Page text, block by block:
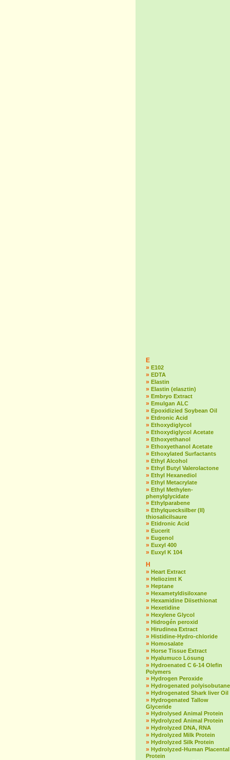
E
» E102
» EDTA
» Elastin
» Elastin (elasztin)
» Embryo Extract
» Emulgan ALC
» Epoxidizied Soybean Oil
» Etdronic Acid
» Ethoxydiglycol
» Ethoxydiglycol Acetate
» Ethoxyethanol
» Ethoxyethanol Acetate
» Ethoxylated Surfactants
» Ethyl Alcohol
» Ethyl Butyl Valerolactone
» Ethyl Hexanediol
» Ethyl Metacrylate
» Ethyl Methylen-
phenylglycidate
» Ethylparabene
» Ethylquecksilber (II)
thiosalicilsaure
» Etidronic Acid
» Eucerit
» Eugenol
» Euxyl 400
» Euxyl K 104
H
» Heart Extract
» Heliozimt K
» Heptane
» Hexametyldisiloxane
» Hexamidine Diisethionat
» Hexetidine
» Hexylene Glycol
» Hidrogén peroxid
» Hirudinea Extract
» Histidine-Hydro-chloride
» Homosalate
» Horse Tissue Extract
» Hyalumuco Lösung
» Hydroenated C 6-14 Olefin
Polymers
» Hydrogen Peroxide
» Hydrogenated polyisobutane
» Hydrogenated Shark liver Oil
» Hydrogenated Tallow
Glyceride
» Hydrolysed Animal Protein
» Hydrolyzed Animal Protein
» Hydrolyzed DNA, RNA
» Hydrolyzed Milk Protein
» Hydrolyzed Silk Protein
» Hydrolyzed-Human Placental
Protein